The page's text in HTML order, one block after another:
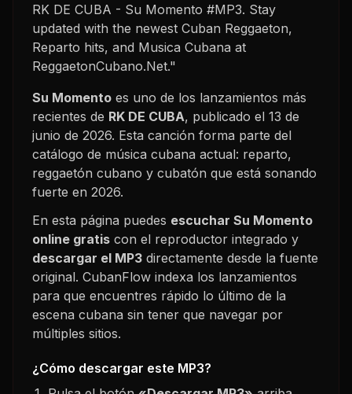
RK DE CUBA - Su Momento #MP3. Stay
updated with the newest Cuban Reggaeton,
Reparto hits, and Musica Cubana at
ReggaetonCubano.Net."
Su Momento es uno de los lanzamientos más
recientes de RK DE CUBA, publicado el 13 de
junio de 2026. Esta canción forma parte del
catálogo de música cubana actual: reparto,
reggaetón cubano y cubatón que está sonando
fuerte en 2026.
En esta página puedes escuchar Su Momento
online gratis con el reproductor integrado y
descargar el MP3 directamente desde la fuente
original. CubanFlow indexa los lanzamientos
para que encuentres rápido lo último de la
escena cubana sin tener que navegar por
múltiples sitios.
¿Cómo descargar este MP3?